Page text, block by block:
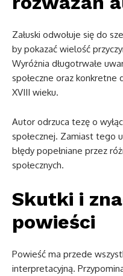
Załuski odwołuje się do
by pokazać wielość
Wyróżnia długotrwałe
społeczne oraz konkretne
XVIII wieku.
Autor odrzuca tezę o
społecznej. Zamiast tego
błędy popełniane przez
społecznych.
Skutki i
powieści
Powieść ma przede
interpretacyjną.